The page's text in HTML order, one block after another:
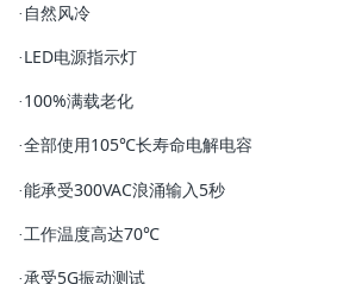
· 自然风冷
· LED电源指示灯
· 100%满载老化
·全部使用105℃长寿命电解电容
·能承受300VAC浪涌输入5秒
· 工作温度高达70℃
·承受5G振动测试